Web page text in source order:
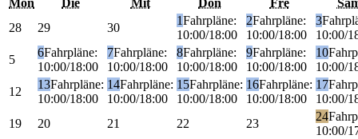
Mon
Die Mit Don Fre
28
29 30
1Fahrpläne:
10:00/18:00
2Fahrpläne:
10:00/18:00
3
10:00/
5
6Fahrpläne:
10:00/18:00
7Fahrpläne:
10:00/18:00
8Fahrpläne:
10:00/18:00
9Fahrpläne:
10:00/18:00
10
10:00/
12
13Fahrpläne:
10:00/18:00
14Fahrpläne:
10:00/18:00
15Fahrpläne:
10:00/18:00
16Fahrpläne:
10:00/18:00
17
10:00/
19
20 21 22 23
24
10:00/